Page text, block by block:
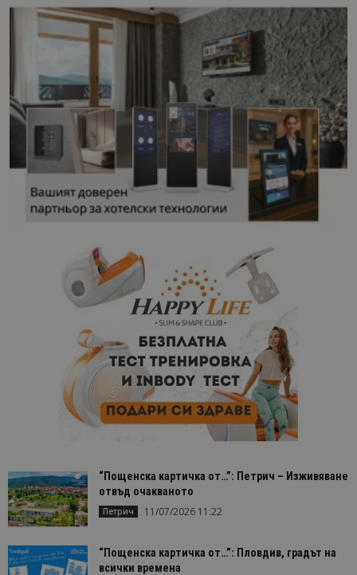
“Пощенска картичка от…”: Петрич – Изживяване
отвъд очакваното
Петрич 11/07/2026 11:22
“Пощенска картичка от…”: Пловдив, градът на
всички времена